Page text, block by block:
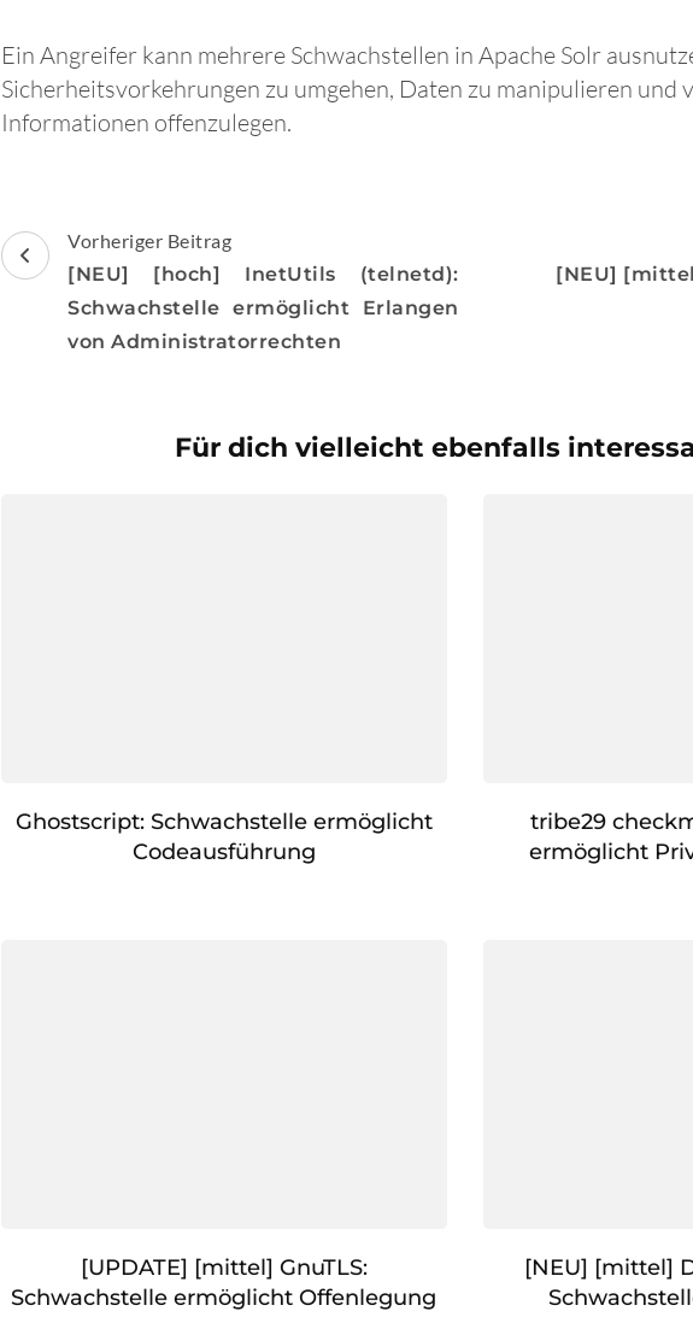
Ein Angreifer kann mehrere Schwachstellen in Apache Solr
Sicherheitsvorkehrungen zu umgehen, Daten zu manipulieren und
Informationen offenzulegen.
Beitragsnavigation
Vorheriger Beitrag
[NEU] [hoch] InetUtils (telnetd):
Schwachstelle ermöglicht Erlangen
von Administratorrechten
[NEU]
Für dich vielleicht ebenfalls
Ghostscript: Schwachstelle ermöglicht
Codeausführung
tribe29
ermöglicht
[UPDATE] [mittel] GnuTLS:
Schwachstelle ermöglicht Offenlegung
[NEU] [mittel]